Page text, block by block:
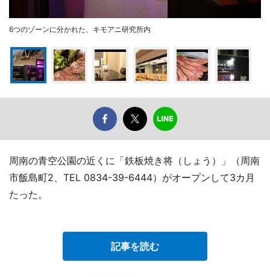
6つのゾーンに分かれた、キモアニ研究所内
周南の青空公園の近くに「鉄板焼き将（しょう）」（周南
市飯島町2、TEL 0834-39-6444）がオープンして3カ月
たった。
記事を読む